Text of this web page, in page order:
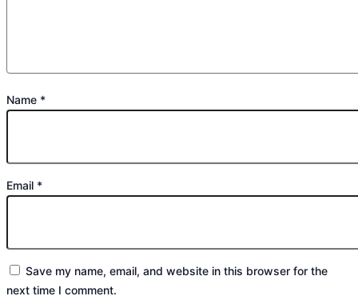
Name *
Email *
Save my name, email, and website in this browser for the
next time I comment.